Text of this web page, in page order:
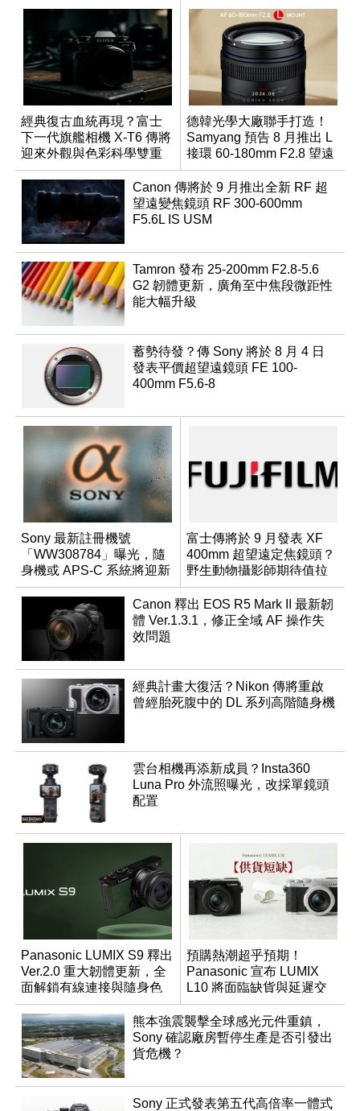
經典復古血統再現？富士
下一代旗艦相機 X-T6 傳將
迎來外觀與色彩科學雙重
優化
德韓光學大廠聯手打造！
Samyang 預告 8 月推出 L
接環 60-180mm F2.8 望遠
變焦鏡
Canon 傳將於 9 月推出全新 RF 超
望遠變焦鏡頭 RF 300-600mm
F5.6L IS USM
Tamron 發布 25-200mm F2.8-5.6
G2 韌體更新，廣角至中焦段微距性
能大幅升級
蓄勢待發？傳 Sony 將於 8 月 4 日
發表平價超望遠鏡頭 FE 100-
400mm F5.6-8
Sony 最新註冊機號
「WW308784」曝光，隨
身機或 APS-C 系統將迎新
成員？
富士傳將於 9 月發表 XF
400mm 超望遠定焦鏡頭？
野生動物攝影師期待值拉
滿
Canon 釋出 EOS R5 Mark II 最新韌
體 Ver.1.3.1，修正全域 AF 操作失
效問題
經典計畫大復活？Nikon 傳將重啟
曾經胎死腹中的 DL 系列高階隨身機
雲台相機再添新成員？Insta360
Luna Pro 外流照曝光，改採單鏡頭
配置
Panasonic LUMIX S9 釋出
Ver.2.0 重大韌體更新，全
面解鎖有線連接與隨身色
調編輯
預購熱潮超乎預期！
Panasonic 宣布 LUMIX
L10 將面臨缺貨與延遲交
貨時間
熊本強震襲擊全球感光元件重鎮，
Sony 確認廠房暫停生產是否引發出
貨危機？
Sony 正式發表第五代高倍率一體式